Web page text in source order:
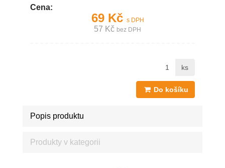
Cena:
69 Kč s DPH
57 Kč bez DPH
ks
Do košíku
Popis produktu
Produkty v kategorii